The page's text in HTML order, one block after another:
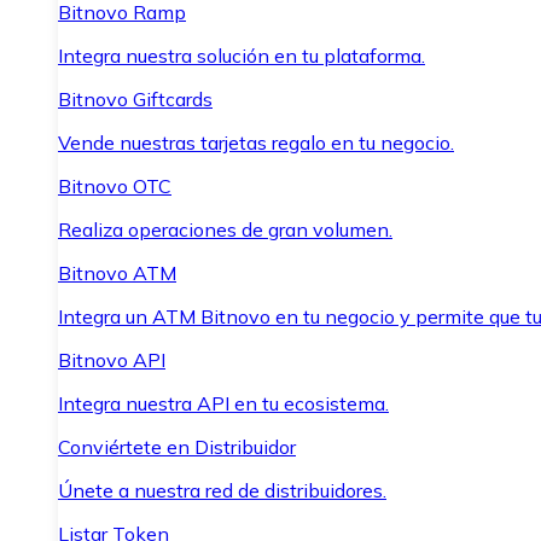
Bitnovo Ramp
Integra nuestra solución en tu plataforma.
Bitnovo Giftcards
Vende nuestras tarjetas regalo en tu negocio.
Bitnovo OTC
Realiza operaciones de gran volumen.
Bitnovo ATM
Integra un ATM Bitnovo en tu negocio y permite que
Bitnovo API
Integra nuestra API en tu ecosistema.
Conviértete en Distribuidor
Únete a nuestra red de distribuidores.
Listar Token